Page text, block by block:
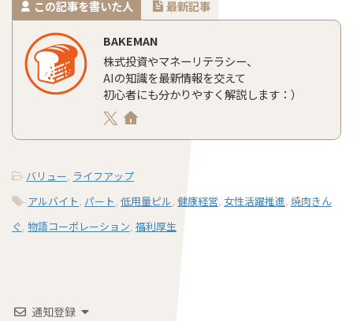
この記事を書いた人 最新記事
BAKEMAN
株式投資やマネーリテラシー、
AIの知識を最新情報を交えて
初心者にも分かりやすく解説します：）
-バリュー, ライフアップ
-アルバイト, パート, 低用量ピル, 健康経営, 女性活躍推進, 焼肉きん
ぐ, 物語コーポレーション, 福利厚生
通知登録